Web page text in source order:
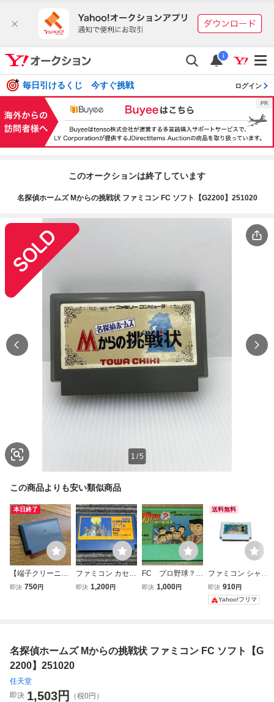
i
毎日引けるくじ 今すぐ挑戦 ログイン
このオークションは終了しています
名探偵ホームズ Mからの挑戦状 ファミコン FC ソフト【G2200】251020
1 /5
この商品よりも安い類似商品
本日終了
【端子クリーニン
グ済み】FC 名探
即決 750円
ファミコン カセッ
ト ソフト スパイ
即決 1,200円
FC プロ野球？殺
人事件！ ファミ
即決 1,000円
送料無料
ファミコン シャー
ロック・ホームズ
伯爵令嬢誘拐事件
ソフトのみ
即決 910円
Yahoo!フリマ
名探偵ホームズ Mからの挑戦状 ファミコン FC ソフト【G
2200】251020
任天堂
即決 1,503円 （税0円）